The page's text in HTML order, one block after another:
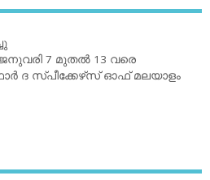
7 മുതല്‍ 13 വരെ
ദ സ്പീക്കേഴ്‌സ് ഓഫ് മലയാളം